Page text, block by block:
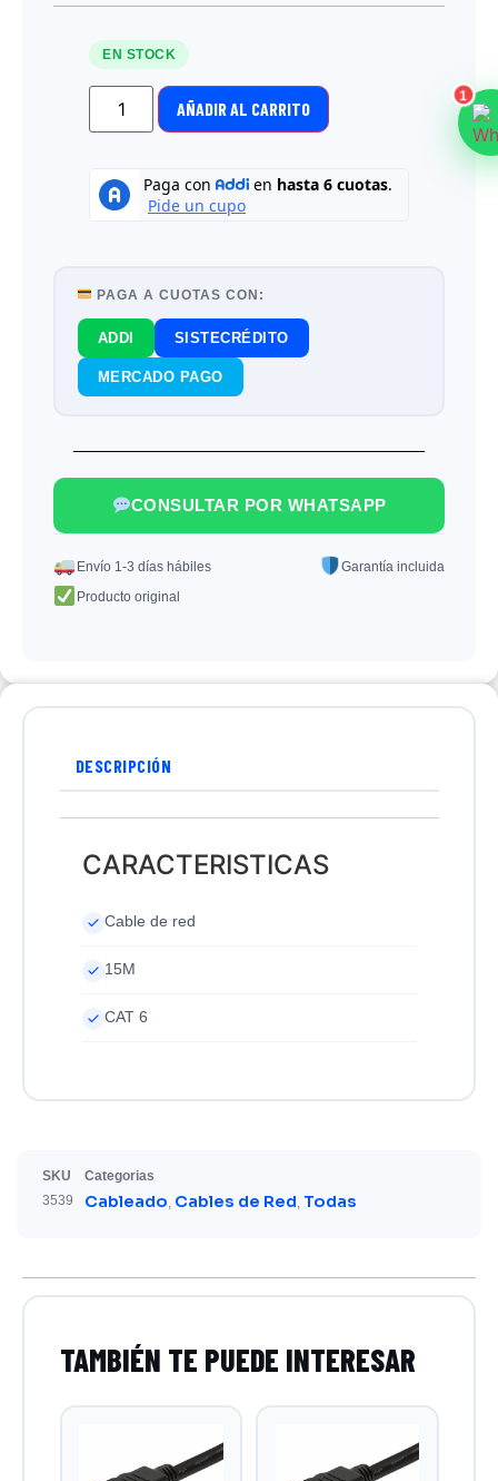
EN STOCK
AÑADIR AL CARRITO
PAGA A CUOTAS CON:
ADDI SISTECRÉDITO
MERCADO PAGO
CONSULTAR POR WHATSAPP
Envío 1-3 días hábiles
Garantía incluida
Producto original
DESCRIPCIÓN
CARACTERISTICAS
Cable de red
15M
CAT 6
SKU
3539
Categorias
Cableado, Cables de Red, Todas
1